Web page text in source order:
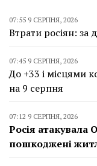
07:55 9 СЕРПНЯ, 2026
Втрати росіян: за
07:45 9 СЕРПНЯ, 2026
До +33 і місцями
на 9 серпня
07:12 9 СЕРПНЯ, 2026
Росія атакувала
пошкоджені